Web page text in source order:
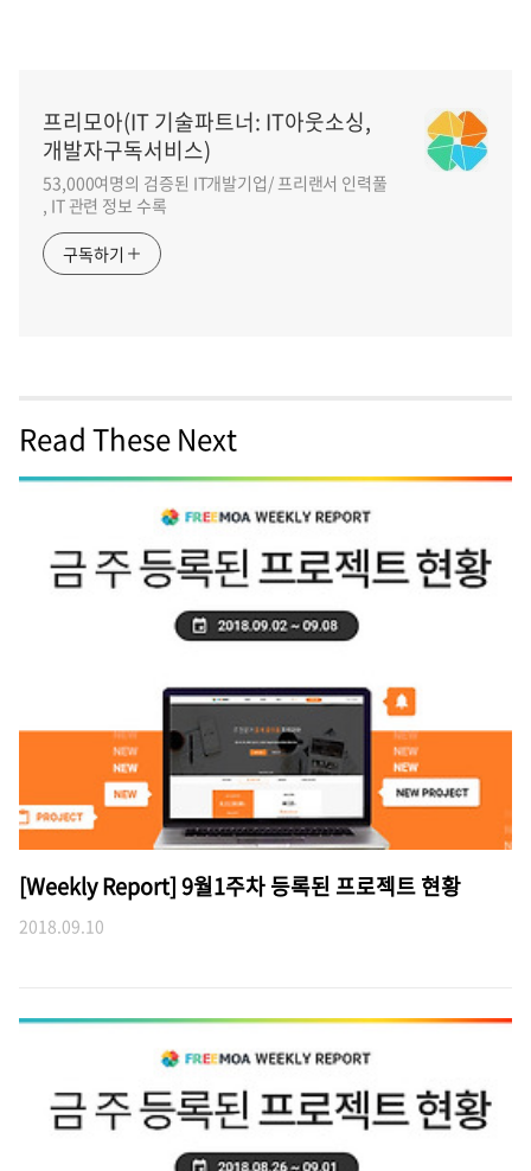
프리모아(IT 기술파트너: IT아웃소싱,
개발자구독서비스)
53,000여명의 검증된 IT개발기업/ 프리랜서 인력풀
, IT 관련 정보 수록
구독하기
Read These Next
[Weekly Report] 9월1주차 등록된 프로젝트 현황
2018.09.10